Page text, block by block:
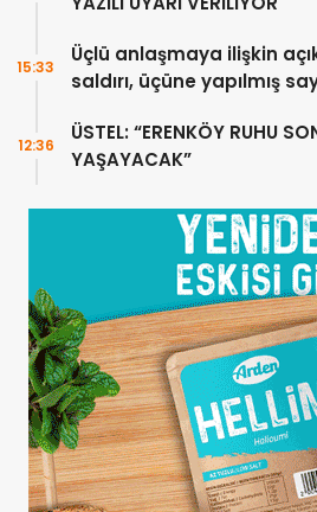
Üçlü anlaşmaya ilişkin
saldırı, üçüne yapılmış
15:33
ÜSTEL: “ERENKÖY RUHU
YAŞAYACAK”
12:36